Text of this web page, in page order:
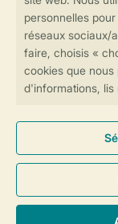
Paiement
Conditions